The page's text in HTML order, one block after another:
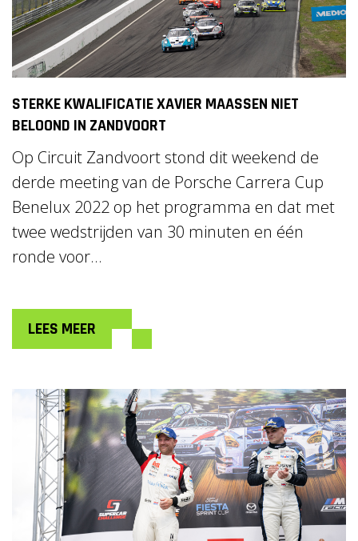
STERKE KWALIFICATIE XAVIER MAASSEN NIET
BELOOND IN ZANDVOORT
Op Circuit Zandvoort stond dit weekend de
derde meeting van de Porsche Carrera Cup
Benelux 2022 op het programma en dat met
twee wedstrijden van 30 minuten en één
ronde voor...
LEES MEER